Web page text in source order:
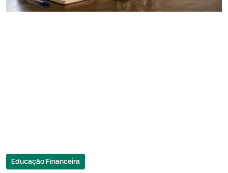
Educação Financeira